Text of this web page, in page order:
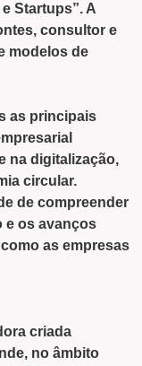
Startups”. A
consultor e
modelos de
as principais
na digitalização,
circular.
de compreender
e os avanços
as empresas
criada
, no âmbito